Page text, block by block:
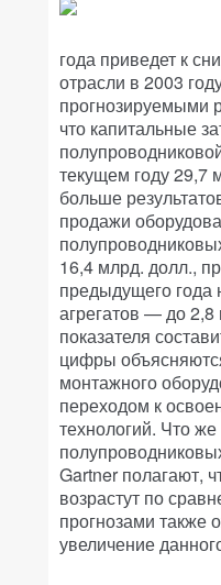
года приведет к
отрасли в 2003
прогнозируемыми
что капитальные
текущем году 29,7
больше
продажи
16,4 млрд. долл.,
предыдущего
агрегатов — до 2,8
показателя
цифры
монтажного
переходом к
технологий. Что
Gartner полагают,
возрастут по
прогнозами также
увеличение